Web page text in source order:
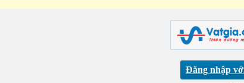
Đăng nhập